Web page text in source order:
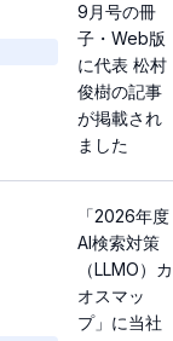
9月号の冊
子・Web版
に代表 松村
俊樹の記事
が掲載され
ました
「2026年度
AI検索対策
（LLMO）カ
オスマッ
プ」に当社